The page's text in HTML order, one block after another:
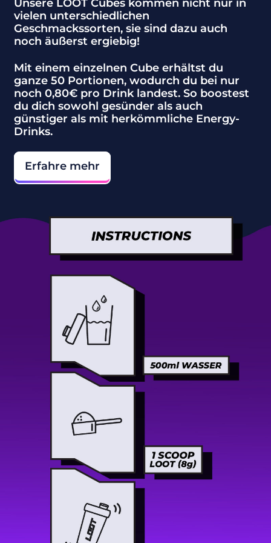
Unsere LOOT Cubes kommen nicht nur in
vielen unterschiedlichen
Geschmackssorten, sie sind dazu auch
noch äußerst ergiebig!
Mit einem einzelnen Cube erhältst du
ganze 50 Portionen, wodurch du bei nur
noch 0,80€ pro Drink landest. So boostest
du dich sowohl gesünder als auch
günstiger als mit herkömmliche Energy-
Drinks.
Erfahre mehr
Afghanistan (AFN
؋)
Ålandinseln (EUR
Albanien (ALL L)
Algerien (DZD د.ج)
Amerikanische
Überseeinseln
Andorra (EUR €)
Armenien (AMD
Aruba (AWG ƒ)
Ascension (SHP £)
Aserbaidschan
Australien (AUD $)
Bahamas (BSD $)
Bahrain (EUR €)
Bangladesch (BDT
Barbados (BBD $)
Belarus (EUR €)